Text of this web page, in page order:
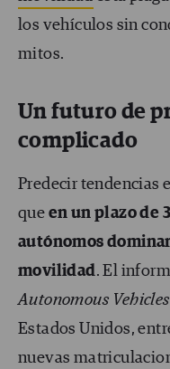
los vehículos sin
mitos.
Un futuro de
complicado
Predecir tendencias
que en un plazo de
autónomos
movilidad. El
Autonomous Vehicles
Estados Unidos,
nuevas